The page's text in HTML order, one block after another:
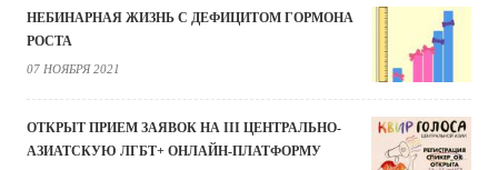
НЕБИНАРНАЯ ЖИЗНЬ С ДЕФИЦИТОМ ГОРМОНА
РОСТА
07 НОЯБРЯ 2021
ОТКРЫТ ПРИЕМ ЗАЯВОК НА III ЦЕНТРАЛЬНО-
АЗИАТСКУЮ ЛГБТ+ ОНЛАЙН-ПЛАТФОРМУ